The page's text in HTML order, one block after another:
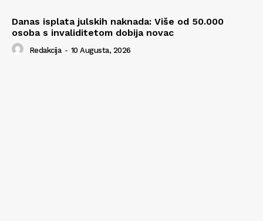
Danas isplata julskih naknada: Više od 50.000
osoba s invaliditetom dobija novac
Redakcija - 10 Augusta, 2026